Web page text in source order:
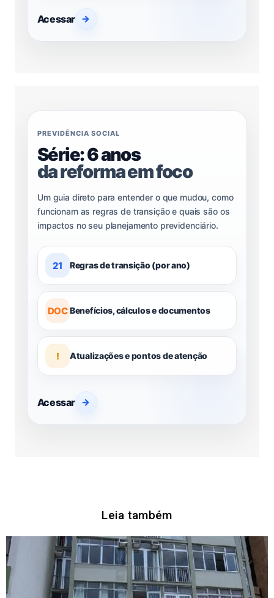
Acessar →
PREVIDÊNCIA SOCIAL
Série: 6 anos
da reforma em foco
Um guia direto para entender o que mudou, como
funcionam as regras de transição e quais são os
impactos no seu planejamento previdenciário.
21 Regras de transição (por ano)
DOC Benefícios, cálculos e documentos
! Atualizações e pontos de atenção
Acessar →
Leia também